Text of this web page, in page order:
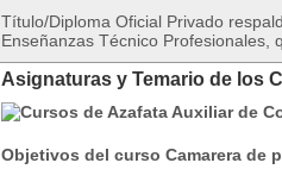
Título/Diploma Oficial Privado
Enseñanzas Técnico Profesionales,
Asignaturas y Temario de los
Objetivos del curso Camarera de